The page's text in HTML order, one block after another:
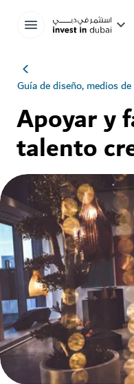
Guía de diseño, medios
Apoyar y
talento